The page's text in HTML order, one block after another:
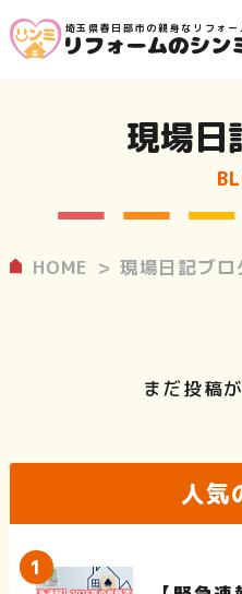
埼玉県春日部市の親身なリフォー
現場日
HOME 現場日記ブロ
まだ投稿
人気